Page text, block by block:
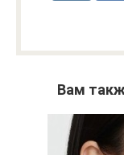
Вам